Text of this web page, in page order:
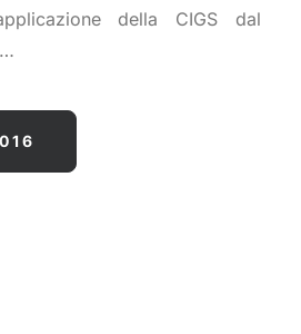
della CIGS dal